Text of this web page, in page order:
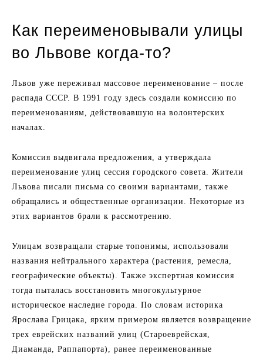
Как переименовывали улицы
во Львове когда-то?
Львов уже переживал массовое переименование – после
распада СССР. В 1991 году здесь создали комиссию по
переименованиям, действовавшую на волонтерских
началах.
Комиссия выдвигала предложения, а утверждала
переименование улиц сессия городского совета. Жители
Львова писали письма со своими вариантами, также
обращались и общественные организации. Некоторые из
этих вариантов брали к рассмотрению.
Улицам возвращали старые топонимы, использовали
названия нейтрального характера (растения, ремесла,
географические объекты). Также экспертная комиссия
тогда пыталась восстановить многокультурное
историческое наследие города. По словам историка
Ярослава Грицака, ярким примером является возвращение
трех еврейских названий улиц (Староеврейская,
Диаманда, Раппапорта), ранее переименованные